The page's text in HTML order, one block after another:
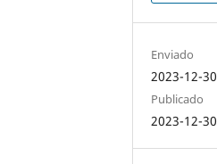
Enviado
2023-12-30
Publicado
2023-12-30